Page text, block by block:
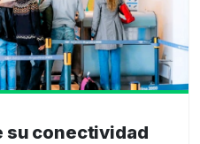
su conectividad